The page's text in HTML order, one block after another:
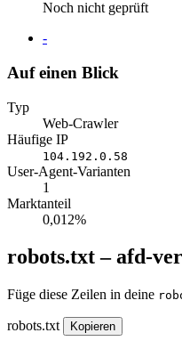
Noch nicht geprüft
Website
-
Auf einen Blick
Typ
Web-Crawler
Häufige IP
104.192.0.58
User-Agent-Varianten
1
Marktanteil
0,012%
robots.txt – afd-
Füge diese Zeilen in deine
robots.txt Kopieren